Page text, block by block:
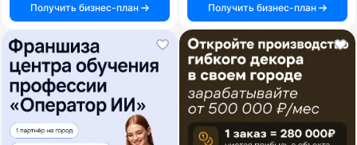
Получить бизнес-план
Получить бизнес-план